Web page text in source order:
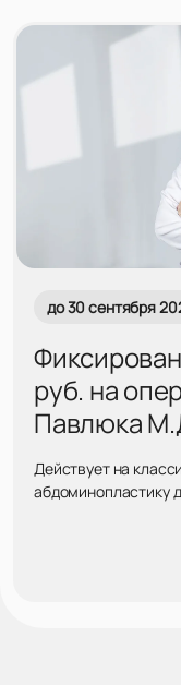
до 30 сентября
руб. на
Павлюка
Действует на
абдоминопластику